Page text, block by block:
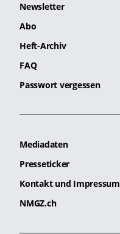
Newsletter
Abo
Heft-Archiv
FAQ
Passwort vergessen
Mediadaten
Presseticker
Kontakt und Impressum
NMGZ.ch